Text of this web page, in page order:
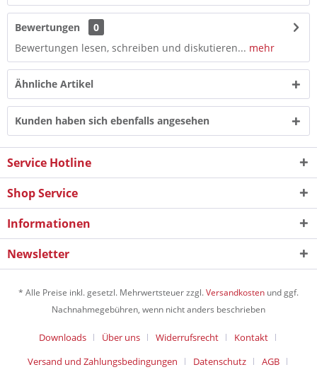
Bewertungen
0
Bewertungen lesen, schreiben und diskutieren... mehr
Ähnliche Artikel
Kunden haben sich ebenfalls angesehen
Service Hotline
Shop Service
Informationen
Newsletter
* Alle Preise inkl. gesetzl. Mehrwertsteuer zzgl.Versandkosten und ggf.
Nachnahmegebühren, wenn nicht anders beschrieben
Downloads Über uns Widerrufsrecht
Kontakt
Versand und Zahlungsbedingungen
Datenschutz AGB